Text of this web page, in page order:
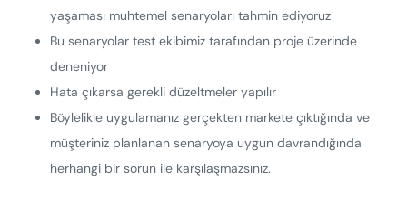
yaşaması muhtemel senaryoları tahmin ediyoruz
Bu senaryolar test ekibimiz tarafından proje üzerinde
deneniyor
Hata çıkarsa gerekli düzeltmeler yapılır
Böylelikle uygulamanız gerçekten markete çıktığında ve
müşteriniz planlanan senaryoya uygun davrandığında
herhangi bir sorun ile karşılaşmazsınız.